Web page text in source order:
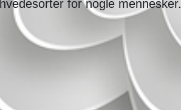
for nogle mennesker.